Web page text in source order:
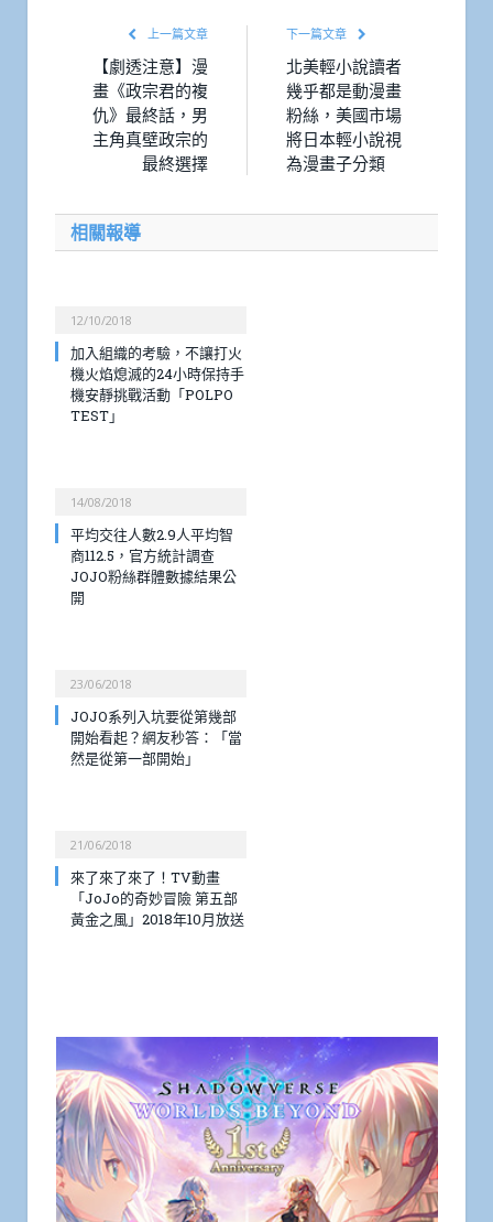
上一篇文章
【劇透注意】漫
畫《政宗君的複
仇》最終話，男
主角真壁政宗的
最終選擇
下一篇文章
北美輕小說讀者
幾乎都是動漫畫
粉絲，美國市場
將日本輕小說視
為漫畫子分類
相關報導
12/10/2018
加入組織的考驗，不讓打火
機火焰熄滅的24小時保持手
機安靜挑戰活動「POLPO
TEST」
14/08/2018
平均交往人數2.9人平均智
商112.5，官方統計調查
JOJO粉絲群體數據結果公
開
23/06/2018
JOJO系列入坑要從第幾部
開始看起？網友秒答：「當
然是從第一部開始」
21/06/2018
來了來了來了！TV動畫
「JoJo的奇妙冒險 第五部
黃金之風」2018年10月放送